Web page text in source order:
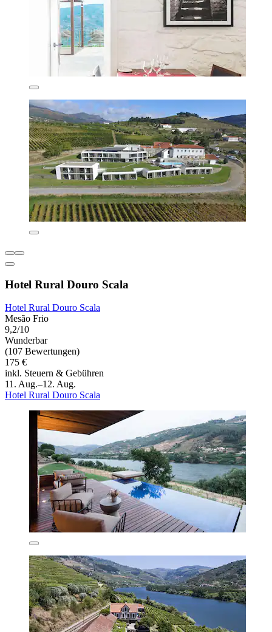
Hotel Rural Douro Scala
Hotel Rural Douro Scala
Mesão Frio
9,2/10
Wunderbar
(107 Bewertungen)
175 €
inkl. Steuern & Gebühren
11. Aug.–12. Aug.
Hotel Rural Douro Scala